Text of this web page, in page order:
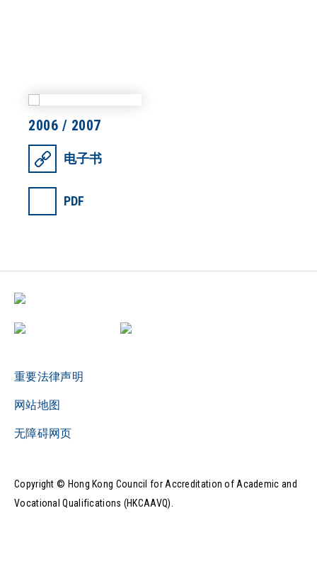
2006 / 2007
电子书
PDF
重要法律声明
网站地图
无障碍网页
Copyright © Hong Kong Council for Accreditation of Academic and
Vocational Qualifications (HKCAAVQ).